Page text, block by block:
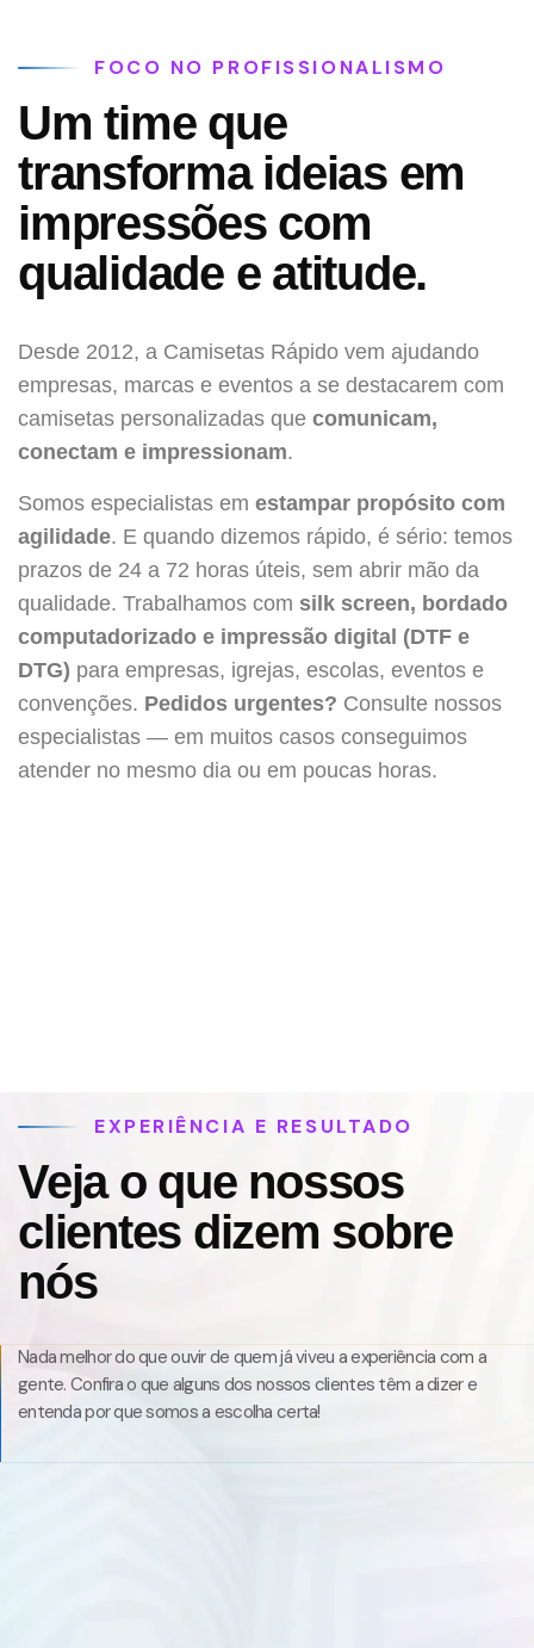
FOCO NO PROFISSIONALISMO
Um time que
transforma ideias em
impressões com
qualidade e atitude.
Desde 2012, a Camisetas Rápido vem ajudando
empresas, marcas e eventos a se destacarem com
camisetas personalizadas que comunicam,
conectam e impressionam.
Somos especialistas em estampar propósito com
agilidade. E quando dizemos rápido, é sério: temos
prazos de 24 a 72 horas úteis, sem abrir mão da
qualidade. Trabalhamos com silk screen, bordado
computadorizado e impressão digital (DTF e
DTG) para empresas, igrejas, escolas, eventos e
convenções. Pedidos urgentes? Consulte nossos
especialistas — em muitos casos conseguimos
atender no mesmo dia ou em poucas horas.
EXPERIÊNCIA E RESULTADO
Veja o que nossos
clientes dizem sobre
nós
Nada melhor do que ouvir de quem já viveu a experiência com a
gente. Confira o que alguns dos nossos clientes têm a dizer e
entenda por que somos a escolha certa!